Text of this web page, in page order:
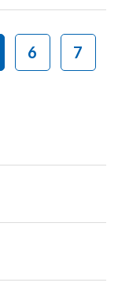
6
7